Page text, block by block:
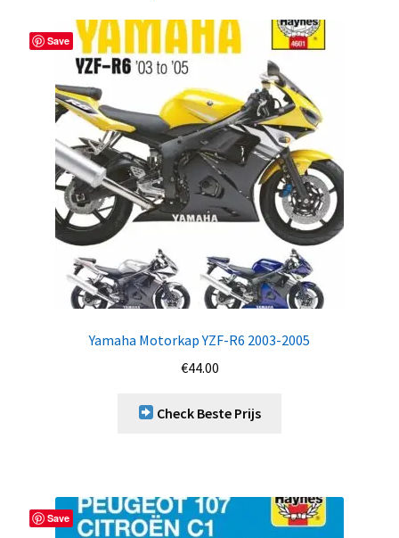
Save
Yamaha Motorkap YZF-R6 2003-2005
€44.00
Check Beste Prijs
Save